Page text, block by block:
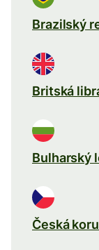
Brazilský
Britská
Bulharský
Česká